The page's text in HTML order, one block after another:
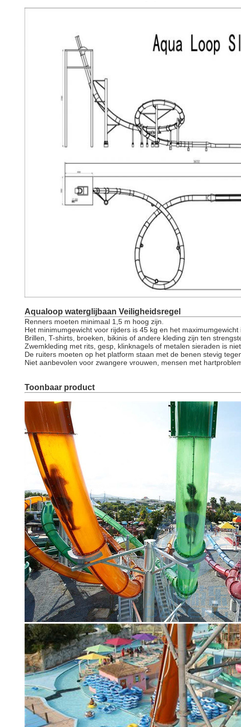
Aqualoop waterglijbaan Veiligheidsregel
Renners moeten minimaal 1,5 m hoog zijn.
Het minimumgewicht voor rijders is 45 kg en het maximumgewicht
Brillen, T-shirts, broeken, bikinis of andere kleding zijn ten
Zwemkleding met rits, gesp, klinknagels of metalen sieraden is
De ruiters moeten op het platform staan met de benen stevig
Niet aanbevolen voor zwangere vrouwen, mensen met
Toonbaar product